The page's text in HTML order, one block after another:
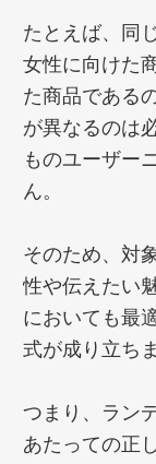
たとえば、同
女性に向けた
た商品である
が異なるのは
ものユーザー
ん。
そのため、対
性や伝えたい
においても最
式が成り立ち
つまり、ラン
あたっての正